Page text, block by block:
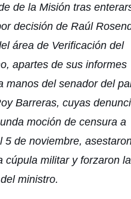
de la Misión tras
decisión de Raúl
área de Verificación del
apartes de sus informes
manos del senador del
Barreras, cuyas
moción de censura a
5 de noviembre,
cúpula militar y forzaron la
ministro.